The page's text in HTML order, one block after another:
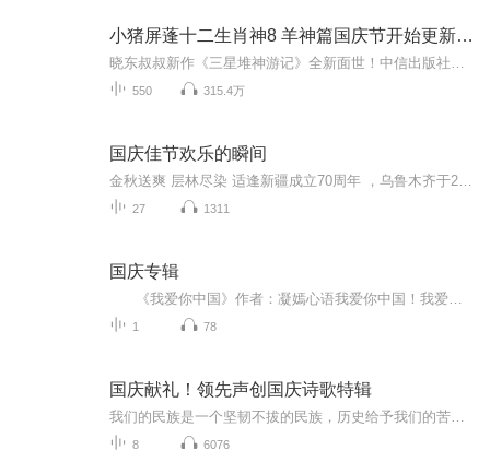
小猪屏蓬十二生肖神8 羊神篇国庆节开始更新啦！
550 315.4万
国庆佳节欢乐的瞬间
27 1311
国庆专辑
1 78
国庆献礼！领先声创国庆诗歌特辑
8 6076